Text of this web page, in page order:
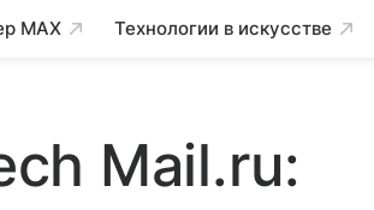
MAX Технологии в искусстве
Mail.ru: